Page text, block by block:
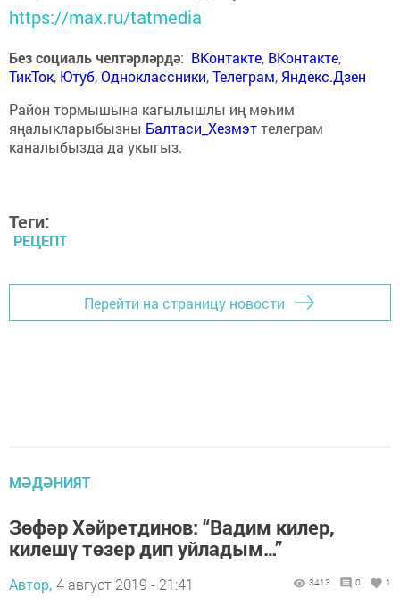
https://max.ru/tatmedia
Без социаль челтәрләрдә: ВКонтакте, ВКонтакте,
ТикТок, Ютуб,Одноклассники,Телеграм, Яндекс.Дзен
Район тормышына кагылышлы иң мөһим
яңалыкларыбызны Балтаси_Хезмэттелеграм
каналыбызда да укыгыз.
Теги:
РЕЦЕПТ
Перейти на страницу новости
МӘДӘНИЯТ
Зөфәр Хәйретдинов: “Вадим килер,
килешү төзер дип уйладым…”
Автор, 4 август 2019 - 21:41 3413 0 1